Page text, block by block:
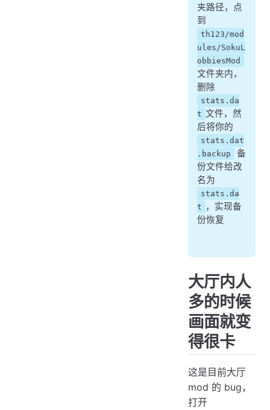
夹路径，点
到
th123/mod
ules/SokuL
obbiesMod
文件夹内，
删除
stats.da
t 文件，然
后将你的
stats.dat
.backup
备
份文件给改
名为
stats.da
t ，实现备
份恢复
大厅内人
多的时候
画面就变
得很卡
这是目前大厅
mod 的 bug，
打开